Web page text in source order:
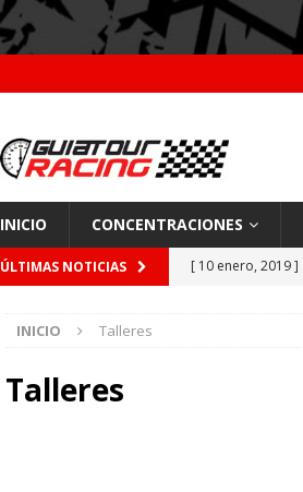
INICIO CONCENTRACIONES
ÚLTIMAS NOTICIAS [ 10 enero, 2019 ]
INICIO Talleres
Talleres